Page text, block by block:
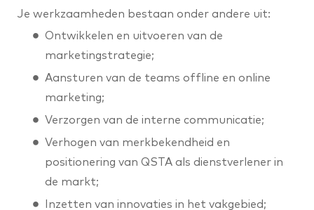
Je werkzaamheden bestaan onder andere uit:
Ontwikkelen en uitvoeren van de
marketingstrategie;
Aansturen van de teams offline en online
marketing;
Verzorgen van de interne communicatie;
Verhogen van merkbekendheid en
positionering van QSTA als dienstverlener in
de markt;
Inzetten van innovaties in het vakgebied;